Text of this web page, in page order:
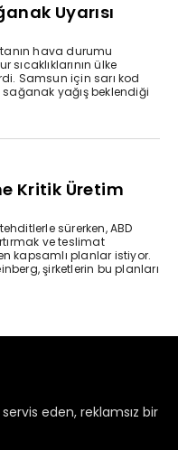
servis eden, reklamsız bir